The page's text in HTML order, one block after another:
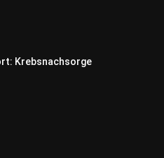
Krebsnachsorge